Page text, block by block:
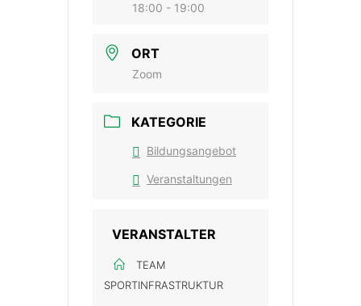
18:00 - 19:00
ORT
Zoom
KATEGORIE
Bildungsangebot
Veranstaltungen
VERANSTALTER
TEAM
SPORTINFRASTRUKTUR